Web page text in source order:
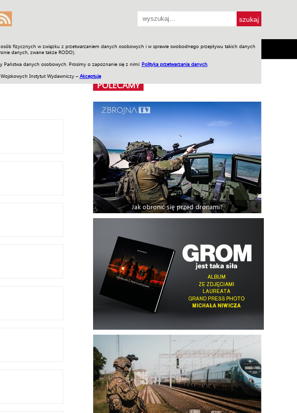
fizycznych w związku z przetwarzaniem danych osobowych i w sprawie swobodnego przepływu takich danych
danych, zwane także RODO).
danych osobowych. Prosimy o zapoznanie się z nimi: Polityka przetwarzania danych
Instytut Wydawniczy – Akceptuję
Wideo ENGLISH SKLEP Jednodniówki Praca w WIW
POLECAMY
Jak obronić się przed dronami?